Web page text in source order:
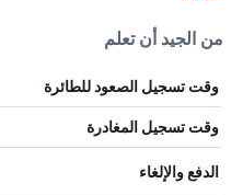
من الجيد أن تعلم
وقت تسجيل الصعود للطائرة
وقت تسجيل المغادرة
الدفع والإلغاء